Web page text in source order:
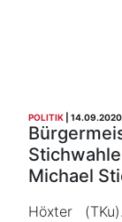
POLITIK 14.09.2020
Michael
Höxter